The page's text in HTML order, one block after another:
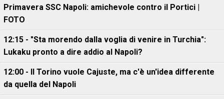
Primavera SSC Napoli: amichevole contro il Portici |
FOTO
12:15 - "Sta morendo dalla voglia di venire in Turchia":
Lukaku pronto a dire addio al Napoli?
12:00 - Il Torino vuole Cajuste, ma c'è un'idea differente
da quella del Napoli